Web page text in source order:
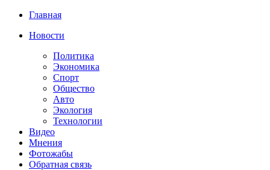
Главная
Новости
Политика
Экономика
Спорт
Общество
Авто
Экология
Технологии
Видео
Мнения
Фотожабы
Обратная связь